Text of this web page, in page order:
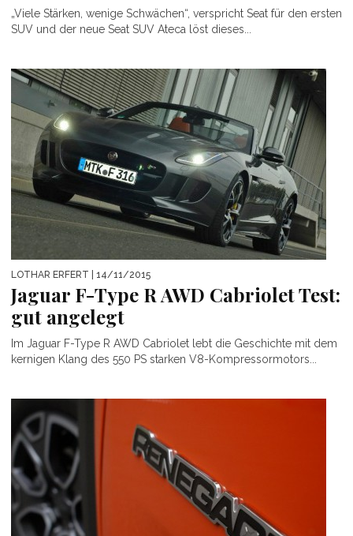
„Viele Stärken, wenige Schwächen“, verspricht Seat für den ersten
SUV und der neue Seat SUV Ateca löst dieses...
LOTHAR ERFERT | 14/11/2015
Jaguar F-Type R AWD Cabriolet Test:
gut angelegt
Im Jaguar F-Type R AWD Cabriolet lebt die Geschichte mit dem
kernigen Klang des 550 PS starken V8-Kompressormotors...